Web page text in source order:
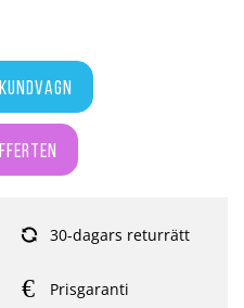
30-dagars returrätt
Prisgaranti